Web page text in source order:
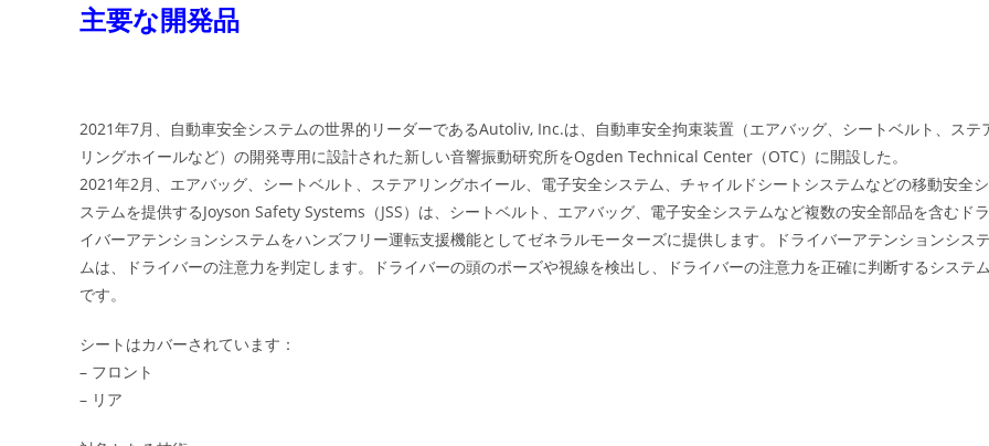
主要な開発品
2021年7月、自動車安全システムの世界的リーダーであるAutoliv, Inc.は、自動車安全拘束装置（エアバッグ、シートベルト、ステ
リングホイールなど）の開発専用に設計された新しい音響振動研究所をOgden Technical Center（OTC）に開設した。
2021年2月、エアバッグ、シートベルト、ステアリングホイール、電子安全システム、チャイルドシートシステムなどの移動安全シ
ステムを提供するJoyson Safety Systems（JSS）は、シートベルト、エアバッグ、電子安全システムなど複数の安全部品を含むドラ
イバーアテンションシステムをハンズフリー運転支援機能としてゼネラルモーターズに提供します。ドライバーアテンションシステ
ムは、ドライバーの注意力を判定します。ドライバーの頭のポーズや視線を検出し、ドライバーの注意力を正確に判断するシステム
です。
シートはカバーされています：
– フロント
– リア